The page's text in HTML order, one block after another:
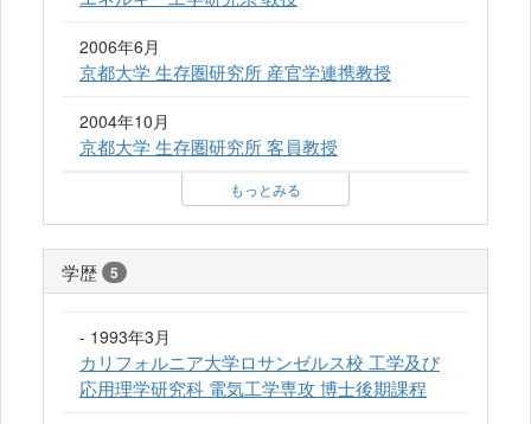
2006年6月
京都大学 生存圏研究所 産官学連携教授
2004年10月
京都大学 生存圏研究所 客員教授
もっとみる
学歴 5
- 1993年3月
カリフォルニア大学ロサンゼルス校 工学及び
応用理学研究科 電気工学専攻 博士後期課程